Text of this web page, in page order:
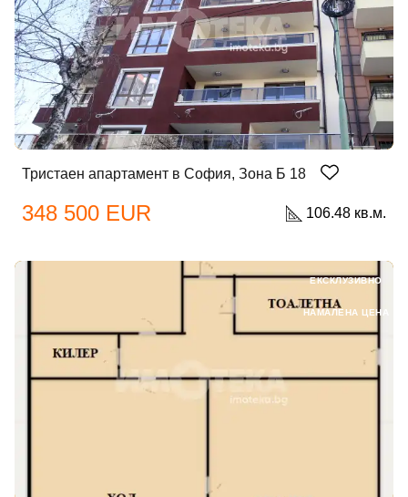
Тристаен апартамент в София, Зона Б 18
348 500 EUR 106.48 кв.м.
ЕКСКЛУЗИВНО
НАМАЛЕНА ЦЕНА